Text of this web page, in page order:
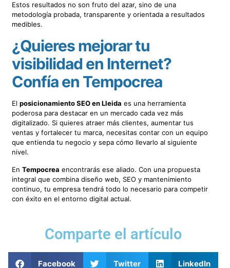
Estos resultados no son fruto del azar, sino de una
metodología probada, transparente y orientada a resultados
medibles.
¿Quieres mejorar tu
visibilidad en Internet?
Confía en Tempocrea
Elposicionamiento SEO en Lleida es una herramienta
poderosa para destacar en un mercado cada vez más
digitalizado. Si quieres atraer más clientes, aumentar tus
ventas y fortalecer tu marca, necesitas contar con un equipo
que entienda tu negocio y sepa cómo llevarlo al siguiente
nivel.
EnTempocrea encontrarás ese aliado. Con una propuesta
integral que combina diseño web, SEO y mantenimiento
continuo, tu empresa tendrá todo lo necesario para competir
con éxito en el entorno digital actual.
Comparte el artículo
Facebook Twitter LinkedIn